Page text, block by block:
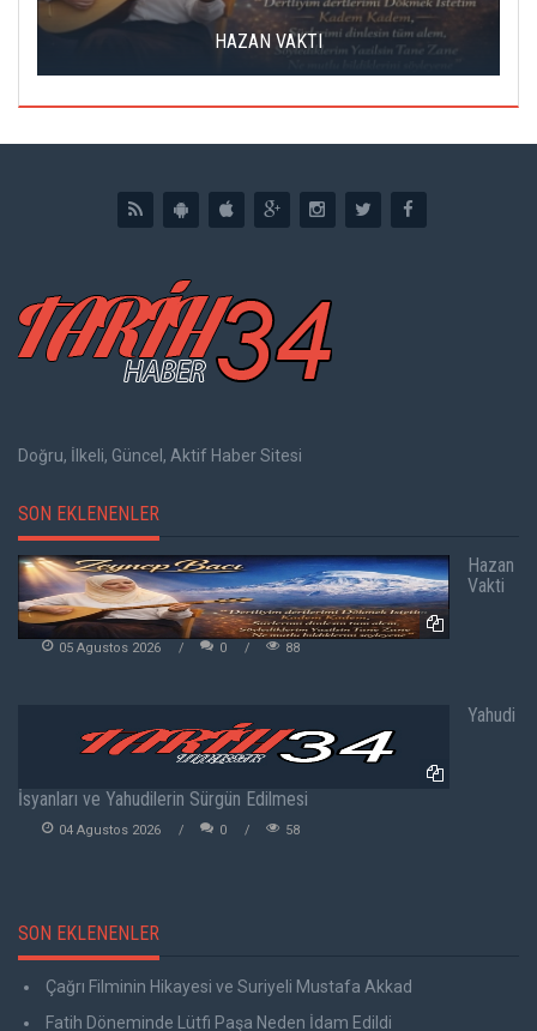
HAZAN VAKTI
Doğru, İlkeli, Güncel, Aktif Haber Sitesi
SON EKLENENLER
Hazan
Vakti
05 Agustos 2026 0 88
Yahudi
İsyanları ve Yahudilerin Sürgün Edilmesi
04 Agustos 2026 0 58
SON EKLENENLER
Çağrı Filminin Hikayesi ve Suriyeli Mustafa Akkad
Fatih Döneminde Lütfi Paşa Neden İdam Edildi